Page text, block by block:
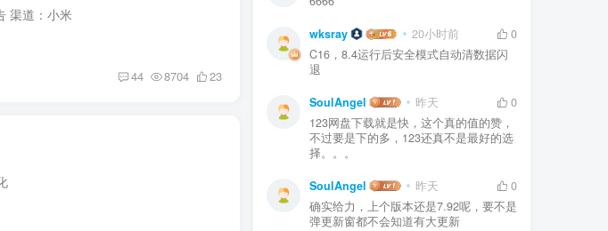
渠道：小米
44 8704 23
wksray 20小时前
0
C16，8.4运行后安全模式自动清数据闪
退
SoulAngel 昨天
0
123网盘下载就是快，这个真的值的赞，
不过要是下的多，123还真不是最好的选
择。。。
SoulAngel 昨天
0
确实给力，上个版本还是7.92呢，要不是
弹更新窗都不会知道有大更新